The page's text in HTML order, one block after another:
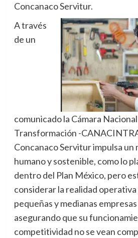
Concanaco Servitur.
A través
de un
comunicado la Cámara
Transformación -
Concanaco Servitur impulsa un
humano y sostenible, como lo
dentro del Plan México, pero
considerar la realidad operativa
pequeñas y medianas
asegurando que su
competitividad no se vean